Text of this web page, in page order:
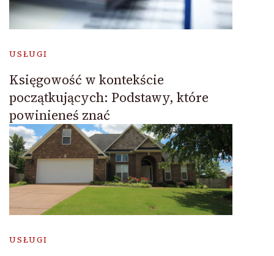
USŁUGI
Księgowość w kontekście
początkujących: Podstawy, które
powinieneś znać
USŁUGI